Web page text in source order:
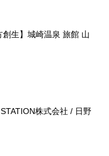
創生】城崎温泉 旅館 山
STATION株式会社 / 日野